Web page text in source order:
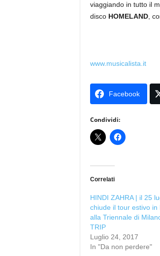
viaggiando in tutto il
disco HOMELAND,
www.musicalista.it
Facebook
Condividi:
Correlati
HINDI ZAHRA | il 25
chiude il tour estivo in
alla Triennale di
TRIP
Luglio 24, 2017
In "Da non perdere"